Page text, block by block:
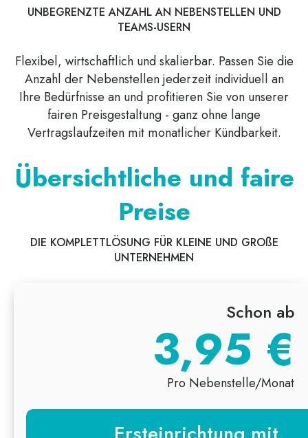
UNBEGRENZTE ANZAHL AN NEBENSTELLEN UND
TEAMS-USERN
Flexibel, wirtschaftlich und skalierbar. Passen Sie die
Anzahl der Nebenstellen jederzeit individuell an
Ihre Bedürfnisse an und profitieren Sie von unserer
fairen Preisgestaltung - ganz ohne lange
Vertragslaufzeiten mit monatlicher Kündbarkeit.
Übersichtliche und faire
Preise
DIE KOMPLETTLÖSUNG FÜR KLEINE UND GROSSE
UNTERNEHMEN
Schon ab
3,95 €
Pro Nebenstelle/Monat